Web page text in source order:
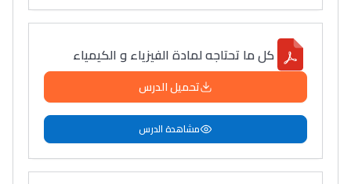
كل ما تحتاجه لمادة الفيزياء و الكيمياء
تحميل الدرس
مشاهدة الدرس